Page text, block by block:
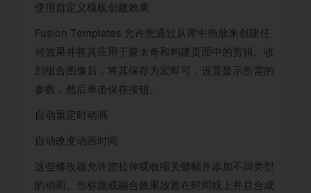
使用自定义模板创建效果
Fusion Templates 允许您通过从库中拖放来创建任
何效果并将其应用于蒙太奇和构建页面中的剪辑。收
到组合图像后，将其保存为宏即可，设置显示所需的
参数，然后单击保存按钮。
自动重定时动画
自动改变动画时间
这些修改器允许您拉伸或收缩关键帧并添加不同类型
的动画。当标题或融合效果放置在时间线上并且合成